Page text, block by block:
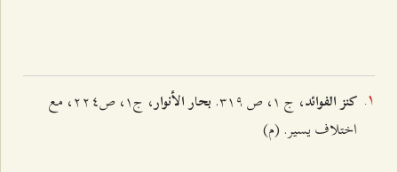
كنز الفوائد، ج ۱، ص ٣۱٩. بحار الأنوار
، ج۱، ص٢٢٤، مع
اختلاف يسير. (م)